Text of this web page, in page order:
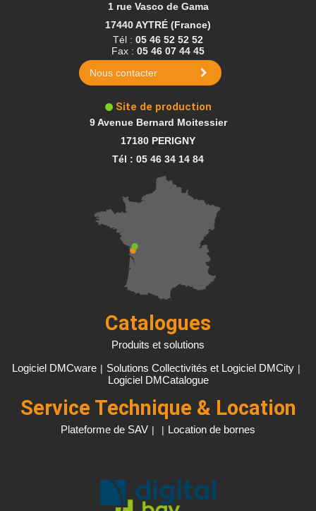
1 rue Vasco de Gama
17440 AYTRÉ (France)
Tél : 05 46 52 52 52
Fax : 05 46 07 44 45
Nous contacter
Site de production
9 Avenue Bernard Moitessier
17180 PERIGNY
Tél : 05 46 34 14 84
Catalogues
Produits et solutions
Logiciel DMCware | Solutions Collectivités et Logiciel DMCity |
Logiciel DMCatalogue
Service Technique & Location
Plateforme de SAV | | Location de bornes